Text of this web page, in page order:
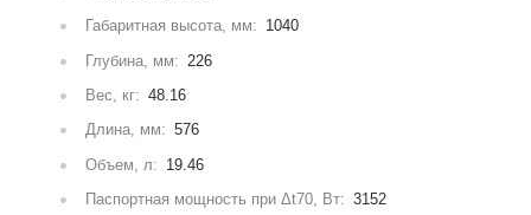
Габаритная высота, мм: 1040
Глубина, мм: 226
Вес, кг: 48.16
Длина, мм: 576
Объем, л: 19.46
Паспортная мощность при Δt70, Вт: 3152